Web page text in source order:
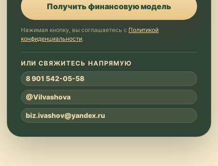
Получить финансовую модель
Нажимая кнопку, вы соглашаетесь с Политикой
конфиденциальности.
ИЛИ СВЯЖИТЕСЬ НАПРЯМУЮ
8 901 542-05-58
@ViIvashova
biz.ivashov@yandex.ru